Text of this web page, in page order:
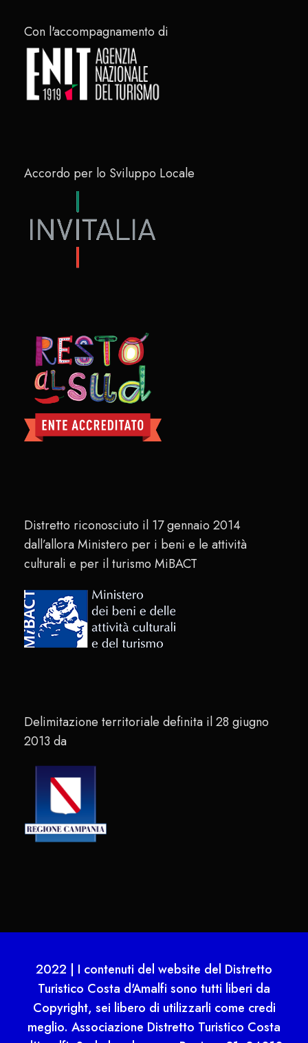
Con l'accompagnamento di
Accordo per lo Sviluppo Locale
Distretto riconosciuto il 17 gennaio 2014
dall’allora Ministero per i beni e le attività
culturali e per il turismo MiBACT
Delimitazione territoriale definita il 28 giugno
2013 da
2022 | I contenuti del website del Distretto
Turistico Costa d'Amalfi sono tutti liberi da
Copyright, sei libero di utilizzarli come credi
meglio. Associazione Distretto Turistico Costa